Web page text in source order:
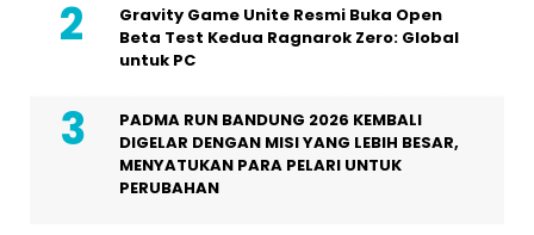
Gravity Game Unite Resmi Buka Open
Beta Test Kedua Ragnarok Zero: Global
untuk PC
PADMA RUN BANDUNG 2026 KEMBALI
DIGELAR DENGAN MISI YANG LEBIH BESAR,
MENYATUKAN PARA PELARI UNTUK
PERUBAHAN